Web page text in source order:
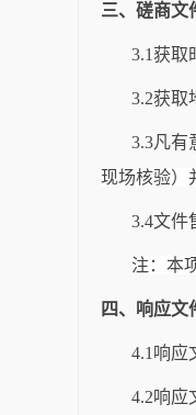
三、 磋商文
3.1获取
3.2获取
3.3凡有
现场核验）
3.4文件
注：本
四、 响应文
4.1响应
4.2响应